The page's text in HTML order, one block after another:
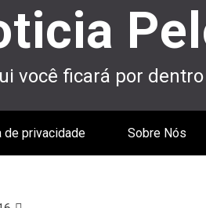
você ficará por
de privacidade Sobre Nós